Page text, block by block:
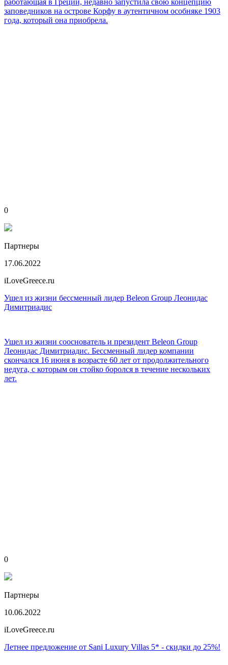
заповедников на острове Корфу в аутентичном особняке 1903
года, который она приобрела.
0
Партнеры
17.06.2022
iLoveGreece.ru
Ушел из жизни бессменный лидер Beleon Group Леонидас
Димитриадис
Ушел из жизни сооснователь и президент Beleon Group
Леонидас Димитриадис. Бессменный лидер компании
скончался 16 июня в возрасте 60 лет от продолжительного
недуга, с которым он стойко боролся в течение нескольких
лет.
0
Партнеры
10.06.2022
iLoveGreece.ru
Летнее предложение от Sani Luxury Villas 5* - скидки до 25%!